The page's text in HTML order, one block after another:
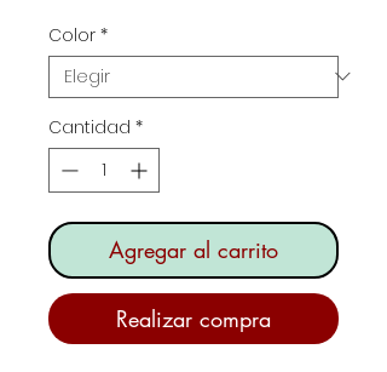
oferta
Color *
Cantidad *
Agregar al carrito
Realizar compra